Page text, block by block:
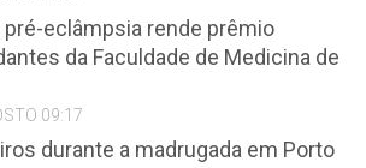
eclâmpsia rende prêmio
da Faculdade de Medicina de
09:17
durante a madrugada em Porto